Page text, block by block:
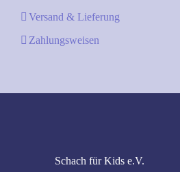
Versand & Lieferung
Zahlungsweisen
Schach für Kids e.V.